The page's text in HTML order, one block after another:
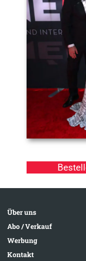
Über uns
Abo / Verkauf
Werbung
Kontakt